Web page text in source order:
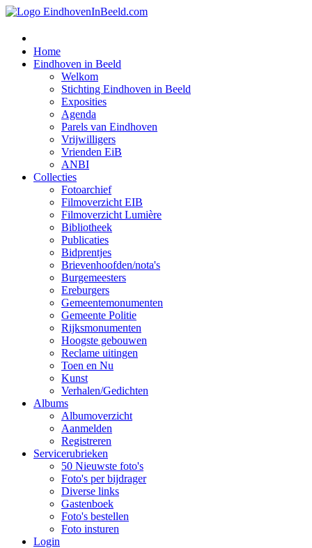
Home
Eindhoven in Beeld
Welkom
Stichting Eindhoven in Beeld
Exposities
Agenda
Parels van Eindhoven
Vrijwilligers
Vrienden EiB
ANBI
Collecties
Fotoarchief
Filmoverzicht EIB
Filmoverzicht Lumière
Bibliotheek
Publicaties
Bidprentjes
Brievenhoofden/nota's
Burgemeesters
Ereburgers
Gemeentemonumenten
Gemeente Politie
Rijksmonumenten
Hoogste gebouwen
Reclame uitingen
Toen en Nu
Kunst
Verhalen/Gedichten
Albums
Albumoverzicht
Aanmelden
Registreren
Servicerubrieken
50 Nieuwste foto's
Foto's per bijdrager
Diverse links
Gastenboek
Foto's bestellen
Foto insturen
Login